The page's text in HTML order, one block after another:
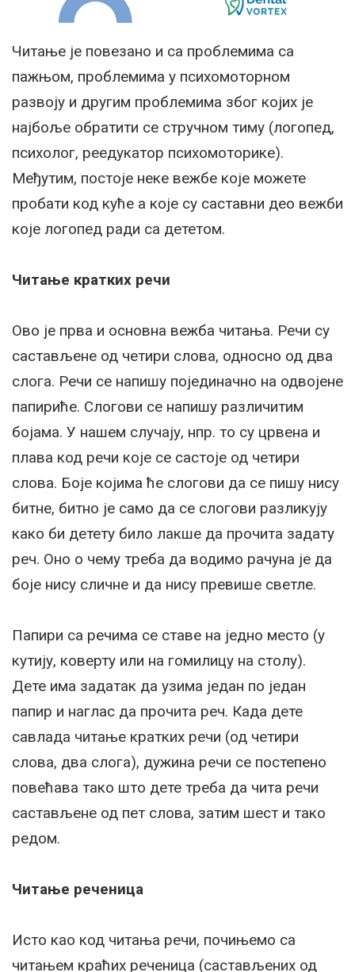
Читање је повезано и са проблемима са
пажњом, проблемима у психомоторном
развоју и другим проблемима због којих је
најбоље обратити се стручном тиму (логопед,
психолог, реедукатор психомоторике).
Међутим, постоје неке вежбе које можете
пробати код куће а које су саставни део вежби
које логопед ради са дететом.
Читање кратких речи
Ово је прва и основна вежба читања. Речи су
састављене од четири слова, односно од два
слога. Речи се напишу појединачно на одвојене
папириће. Слогови се напишу различитим
бојама. У нашем случају, нпр. то су црвена и
плава код речи које се састоје од четири
слова. Боје којима ће слогови да се пишу нису
битне, битно је само да се слогови разликују
како би детету било лакше да прочита задату
реч. Оно о чему треба да водимо рачуна је да
боје нису сличне и да нису превише светле.
Папири са речима се ставе на једно место (у
кутију, коверту или на гомилицу на столу).
Дете има задатак да узима један по један
папир и наглас да прочита реч. Када дете
савлада читање кратких речи (од четири
слова, два слога), дужина речи се постепено
повећава тако што дете треба да чита речи
састављене од пет слова, затим шест и тако
редом.
Читање реченица
Исто као код читања речи, почињемо са
читањем краћих реченица (састављених од